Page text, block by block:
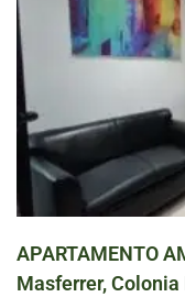
APARTAMENTO
Masferrer, Colonia